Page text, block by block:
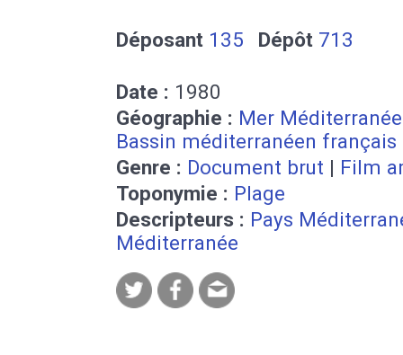
Déposant 135 Dépôt 713
Date : 1980
Géographie : Mer Méditerranée
Bassin méditerranéen français
Genre : Document brut | Film
Toponymie : Plage
Descripteurs : Pays
Méditerranée